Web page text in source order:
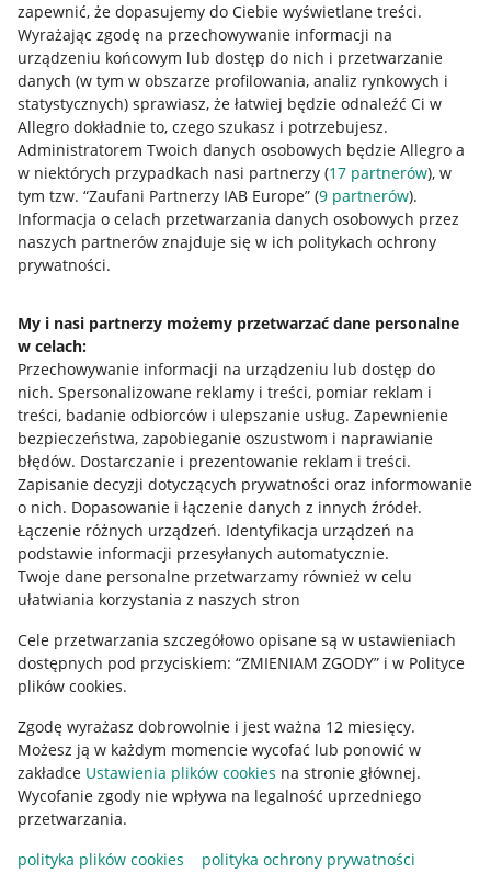
zapewnić, że dopasujemy do Ciebie wyświetlane treści.
Wyrażając zgodę na przechowywanie informacji na
urządzeniu końcowym lub dostęp do nich i przetwarzanie
danych (w tym w obszarze profilowania, analiz rynkowych i
statystycznych) sprawiasz, że łatwiej będzie odnaleźć Ci w
Allegro dokładnie to, czego szukasz i potrzebujesz.
Administratorem Twoich danych osobowych będzie Allegro a
w niektórych przypadkach nasi partnerzy (17 partnerów), w
tym tzw. “Zaufani Partnerzy IAB Europe” (9 partnerów).
Informacja o celach przetwarzania danych osobowych przez
naszych partnerów znajduje się w ich politykach ochrony
prywatności.
My i nasi partnerzy możemy przetwarzać dane personalne
w celach:
Przechowywanie informacji na urządzeniu lub dostęp do
nich. Spersonalizowane reklamy i treści, pomiar reklam i
treści, badanie odbiorców i ulepszanie usług. Zapewnienie
bezpieczeństwa, zapobieganie oszustwom i naprawianie
błędów. Dostarczanie i prezentowanie reklam i treści.
Zapisanie decyzji dotyczących prywatności oraz informowanie
o nich. Dopasowanie i łączenie danych z innych źródeł.
Łączenie różnych urządzeń. Identyfikacja urządzeń na
podstawie informacji przesyłanych automatycznie.
Twoje dane personalne przetwarzamy również w celu
ułatwiania korzystania z naszych stron
Cele przetwarzania szczegółowo opisane są w ustawieniach
dostępnych pod przyciskiem: “ZMIENIAM ZGODY” i w Polityce
plików cookies.
Zgodę wyrażasz dobrowolnie i jest ważna 12 miesięcy.
Możesz ją w każdym momencie wycofać lub ponowić w
zakładce Ustawienia plików cookies na stronie głównej.
Wycofanie zgody nie wpływa na legalność uprzedniego
przetwarzania.
polityka plików cookies
polityka ochrony prywatności
Nawigacja
Przydatne informacje
Jak to działa
Allegro Gadane dla sprzedających
Allegro Gadane dla kupujących
Mapa miejscowości
Informacje prawne
Regulamin
Polityka plików "cookies"
Ustawienia plików "cookies"
Udostępnianie lokalizacji
Informacje dla Aktu o Usługach Cyfrowych
Pobierz aplikację